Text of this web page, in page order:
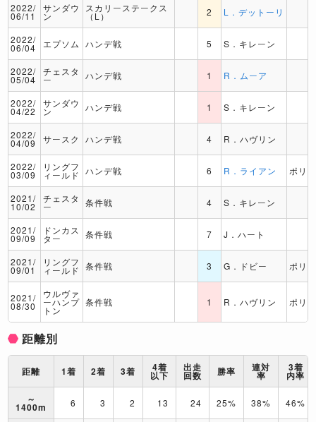
2022/
06/11
サンダウ
ン
スカリーステークス
（L） 2 L．デットーリ
2022/
06/04 エプソム ハンデ戦 5 S．キレーン
2022/
05/04
チェスタ
ー ハンデ戦 1 R．ムーア
2022/
04/22
サンダウ
ン ハンデ戦 1 S．キレーン
2022/
04/09 サースク ハンデ戦 4 R．ハヴリン
2022/
03/09
リングフ
ィールド ハンデ戦 6 R．ライアン ポリ
2021/
10/02
チェスタ
ー 条件戦 4 S．キレーン
2021/
09/09
ドンカス
ター 条件戦 7 J．ハート
2021/
09/01
リングフ
ィールド 条件戦 3 G．ドビー ポリ
2021/
08/30
ウルヴァ
ーハンプ
トン
条件戦 1 R．ハヴリン ポリ
距離別
距離 1着 2着 3着 4着
以下
出走
回数 勝率 連対
率
3着
内率
～
1400m 6 3 2 13 24 25% 38% 46%